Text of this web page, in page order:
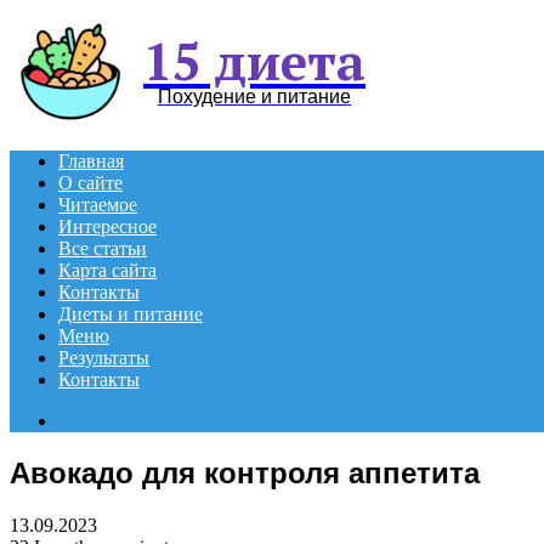
15 диета
Похудение и питание
Главная
О сайте
Читаемое
Интересное
Все статьи
Карта сайта
Контакты
Диеты и питание
Меню
Результаты
Контакты
Авокадо для контроля аппетита
13.09.2023